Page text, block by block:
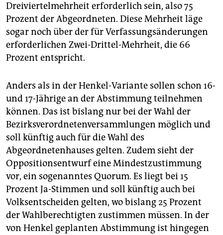
Dreiviertelmehrheit erforderlich sein, also 75
Prozent der Abgeordneten. Diese Mehrheit läge
sogar noch über der für Verfassungsänderungen
erforderlichen Zwei-Drittel-Mehrheit, die 66
Prozent entspricht.
Anders als in der Henkel-Variante sollen schon 16-
und 17-Jährige an der Abstimmung teilnehmen
können. Das ist bislang nur bei der Wahl der
Bezirksverordnetenversammlungen möglich und
soll künftig auch für die Wahl des
Abgeordnetenhauses gelten. Zudem sieht der
Oppositionsentwurf eine Mindestzustimmung
vor, ein sogenanntes Quorum. Es liegt bei 15
Prozent Ja-Stimmen und soll künftig auch bei
Volksentscheiden gelten, wo bislang 25 Prozent
der Wahlberechtigten zustimmen müssen. In der
von Henkel geplanten Abstimmung ist hingegen